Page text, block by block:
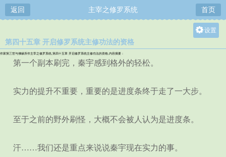
返回 主宰之修罗系统 首页
设置
小
第四十五章 开启修罗系统主修功法的资格
作家第三世与佛缘所作主宰之修罗系统,第四十五章 开启修罗系统主修功法的资格,内容摘要：
第一个副本刷完，秦宇感到格外的轻松。
实力的提升不重要，重要的是进度条终于走了一大步。
至于之前的野外刷怪，大概不会被人认为是进度条。
汗……我们还是重点来说说秦宇现在实力的事。